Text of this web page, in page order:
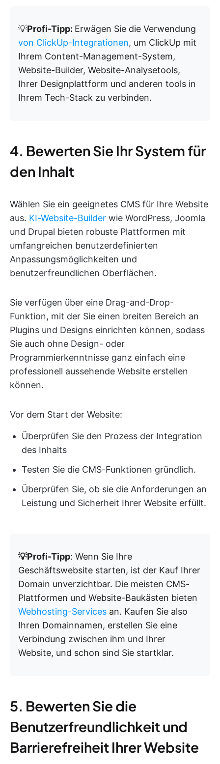
💡Profi-Tipp: Erwägen Sie die Verwendung
von ClickUp-Integrationen, um ClickUp mit
Ihrem Content-Management-System,
Website-Builder, Website-Analysetools,
Ihrer Designplattform und anderen tools in
Ihrem Tech-Stack zu verbinden.
4. Bewerten Sie Ihr System für
den Inhalt
Wählen Sie ein geeignetes CMS für Ihre Website
aus. KI-Website-Builder wie WordPress, Joomla
und Drupal bieten robuste Plattformen mit
umfangreichen benutzerdefinierten
Anpassungsmöglichkeiten und
benutzerfreundlichen Oberflächen.
Sie verfügen über eine Drag-and-Drop-
Funktion, mit der Sie einen breiten Bereich an
Plugins und Designs einrichten können, sodass
Sie auch ohne Design- oder
Programmierkenntnisse ganz einfach eine
professionell aussehende Website erstellen
können.
Vor dem Start der Website:
Überprüfen Sie den Prozess der Integration
des Inhalts
Testen Sie die CMS-Funktionen gründlich.
Überprüfen Sie, ob sie die Anforderungen an
Leistung und Sicherheit Ihrer Website erfüllt.
💡Profi-Tipp: Wenn Sie Ihre
Geschäftswebsite starten, ist der Kauf Ihrer
Domain unverzichtbar. Die meisten CMS-
Plattformen und Website-Baukästen bieten
Webhosting-Services an. Kaufen Sie also
Ihren Domainnamen, erstellen Sie eine
Verbindung zwischen ihm und Ihrer
Website, und schon sind Sie startklar.
5. Bewerten Sie die
Benutzerfreundlichkeit und
Barrierefreiheit Ihrer Website